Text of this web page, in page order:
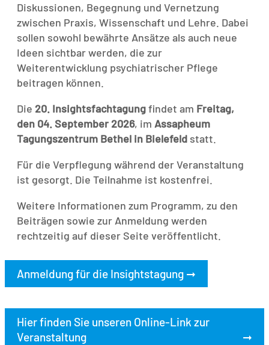
Diskussionen, Begegnung und Vernetzung
zwischen Praxis, Wissenschaft und Lehre. Dabei
sollen sowohl bewährte Ansätze als auch neue
Ideen sichtbar werden, die zur
Weiterentwicklung psychiatrischer Pflege
beitragen können.
Die 20. Insightsfachtagungfindet am Freitag,
den 04. September 2026, im Assapheum
Tagungszentrum Bethel in Bielefeld statt.
Für die Verpflegung während der Veranstaltung
ist gesorgt. Die Teilnahme ist kostenfrei.
Weitere Informationen zum Programm, zu den
Beiträgen sowie zur Anmeldung werden
rechtzeitig auf dieser Seite veröffentlicht.
Anmeldung für die Insightstagung ➞
Hier finden Sie unseren Online-Link zur
Veranstaltung
➞